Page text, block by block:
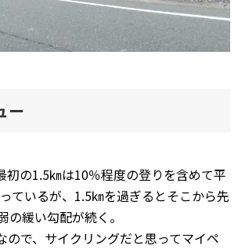
ー
初の1.5㎞は10％程度の登りを含めて平
ているが、1.5㎞を過ぎるとそこから先
の緩い勾配が続く。
ので、サイクリングだと思ってマイペ